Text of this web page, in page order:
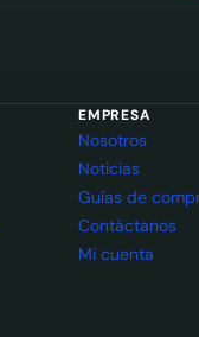
EMPRESA
Nosotros
Noticias
Guías de
Contáctanos
Mi cuenta